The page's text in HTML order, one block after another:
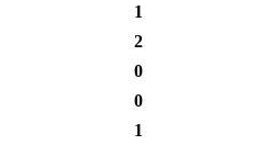
1
2
0
0
1